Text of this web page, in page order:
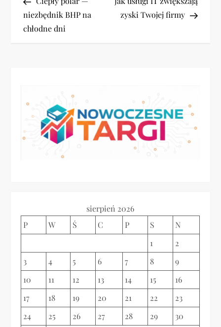
a
w
a
c
p
i
s
u
niezbędnik BHP na
chłodne dni
zyski Twojej firmy
sierpień 2026
P
W Ś C P S
N
1
2
3
4 5 6 7 8
9
10
11 12 13 14 15
16
17
18 19 20 21 22
23
24
25 26 27 28 29
30